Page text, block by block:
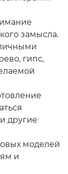
замысла.
гипс,
другие
моделей
и